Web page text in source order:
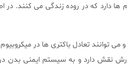
ها دارد که در روده زندگی می کنند.
توانند تعادل باکتری ها در میکروبیوم
نقش دارد و به سیستم ایمنی بدن